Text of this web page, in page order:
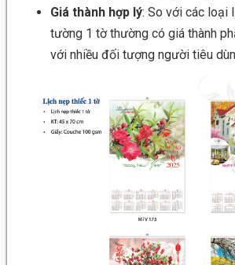
Giá thành hợp lý: So với các loại
tường 1 tờ thường có giá thành
với nhiều đối tượng người tiêu